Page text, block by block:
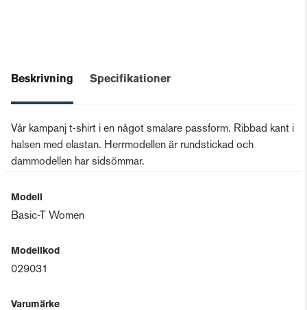
Beskrivning Specifikationer
Vår kampanj t-shirt i en något smalare passform. Ribbad kant i
halsen med elastan. Herrmodellen är rundstickad och
dammodellen har sidsömmar.
Modell
Basic-T Women
Modellkod
029031
Varumärke